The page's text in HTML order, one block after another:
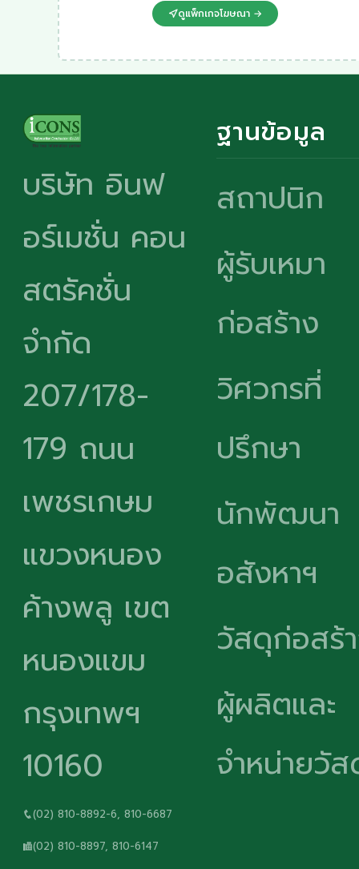
ดูแพ็กเกจโฆษณา →
บริษัท อินฟ
อร์เมชั่น คอน
สตรัคชั่น
จำกัด
207/178-
179 ถนน
เพชรเกษม
แขวงหนอง
ค้างพลู เขต
หนองแขม
กรุงเทพฯ
10160
(02) 810-8892-6, 810-6687
(02) 810-8897, 810-6147
ฐานข้อมูล
สถาปนิก
ผู้รับเหมา
ก่อสร้าง
วิศวกรที่
ปรึกษา
นักพัฒนา
อสังหาฯ
วัสดุก่อสร้
ผู้ผลิตและ
จำหน่ายวั